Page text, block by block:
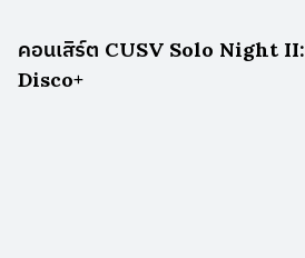
คอนเสิร์ต CUSV Solo Night II:
Disco+